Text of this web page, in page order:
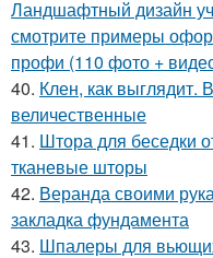
Ландшафтный дизайн
смотрите примеры
профи (110 фото +
40. Клен, как выглядит.
величественные
41. Штора для беседки
тканевые шторы
42. Веранда своими
закладка фундамента
43. Шпалеры для